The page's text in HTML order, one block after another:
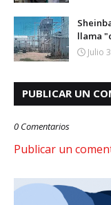
llama
Julio
PUBLICAR UN
0 Comentarios
Publicar un